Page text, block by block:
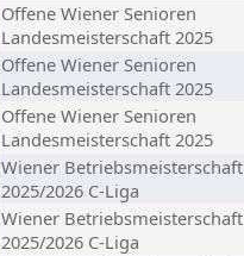
Offene Wiener Senioren
Landesmeisterschaft 2025
Offene Wiener Senioren
Landesmeisterschaft 2025
Offene Wiener Senioren
Landesmeisterschaft 2025
Wiener Betriebsmeisterschaft
2025/2026 C-Liga
Wiener Betriebsmeisterschaft
2025/2026 C-Liga